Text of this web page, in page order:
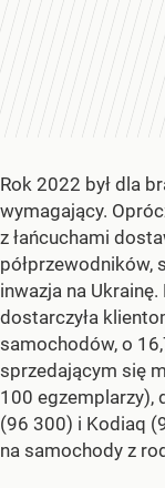
Rok 2022 był dla
wymagający.
z łańcuchami
półprzewodników,
inwazja na
dostarczyła
samochodów, o
sprzedającym się
100 egzemplarzy),
(96 300) i Kodiaq
na samochody z